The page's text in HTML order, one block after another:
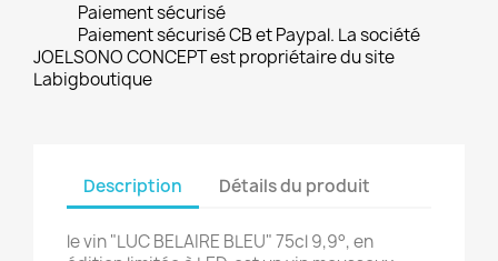
Paiement sécurisé
Paiement sécurisé CB et Paypal. La société
JOELSONO CONCEPT est propriétaire du site
Labigboutique
Description Détails du produit
le vin "LUC BELAIRE BLEU" 75cl 9,9°, en